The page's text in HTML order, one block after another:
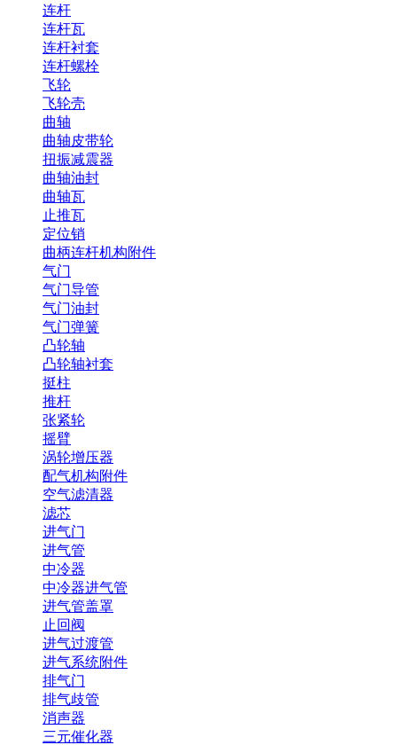
连杆
连杆瓦
连杆衬套
连杆螺栓
飞轮
飞轮壳
曲轴
曲轴皮带轮
扭振减震器
曲轴油封
曲轴瓦
止推瓦
定位销
曲柄连杆机构附件
气门
气门导管
气门油封
气门弹簧
凸轮轴
凸轮轴衬套
挺柱
推杆
张紧轮
摇臂
涡轮增压器
配气机构附件
空气滤清器
滤芯
进气门
进气管
中冷器
中冷器进气管
进气管盖罩
止回阀
进气过渡管
进气系统附件
排气门
排气歧管
消声器
三元催化器